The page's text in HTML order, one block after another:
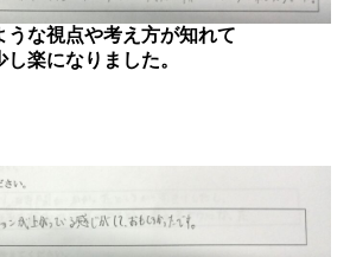
うな視点や考え方が知れて
楽になりました。